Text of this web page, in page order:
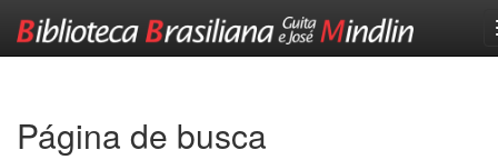
Página de busca